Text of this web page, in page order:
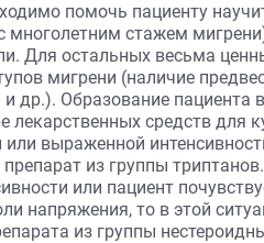
помочь пациенту
многолетним стажем
Для остальных весьма
мигрени (наличие
др.). Образование пациента
лекарственных средств для
выраженной
препарат из группы
или пациент
напряжения, то в этой
из группы